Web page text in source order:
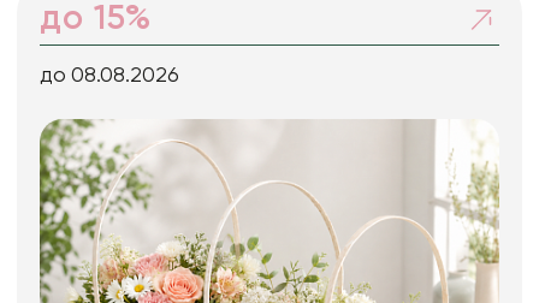
до 15%
до 08.08.2026